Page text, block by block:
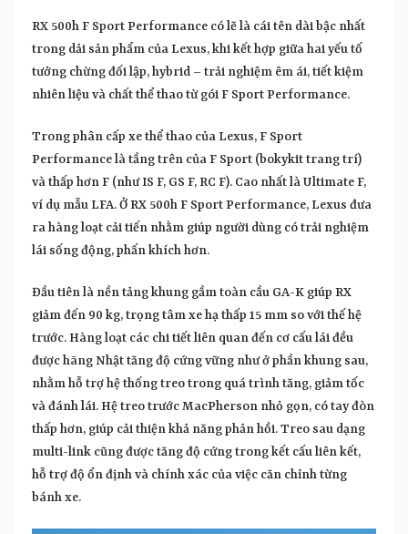
RX 500h F Sport Performance có lẽ là cái tên dài bậc nhất
trong dải sản phẩm của Lexus, khi kết hợp giữa hai yếu tố
tưởng chừng đối lập, hybrid – trải nghiệm êm ái, tiết kiệm
nhiên liệu và chất thể thao từ gói F Sport Performance.
Trong phân cấp xe thể thao của Lexus, F Sport
Performance là tầng trên của F Sport (bokykit trang trí)
và thấp hơn F (như IS F, GS F, RC F). Cao nhất là Ultimate F,
ví dụ mẫu LFA. Ở RX 500h F Sport Performance, Lexus đưa
ra hàng loạt cải tiến nhằm giúp người dùng có trải nghiệm
lái sống động, phấn khích hơn.
Đầu tiên là nền tảng khung gầm toàn cầu GA-K giúp RX
giảm đến 90 kg, trọng tâm xe hạ thấp 15 mm so với thế hệ
trước. Hàng loạt các chi tiết liên quan đến cơ cấu lái đều
được hãng Nhật tăng độ cứng vững như ở phần khung sau,
nhằm hỗ trợ hệ thống treo trong quá trình tăng, giảm tốc
và đánh lái. Hệ treo trước MacPherson nhỏ gọn, có tay đòn
thấp hơn, giúp cải thiện khả năng phản hồi. Treo sau dạng
multi-link cũng được tăng độ cứng trong kết cấu liên kết,
hỗ trợ độ ổn định và chính xác của việc căn chỉnh từng
bánh xe.